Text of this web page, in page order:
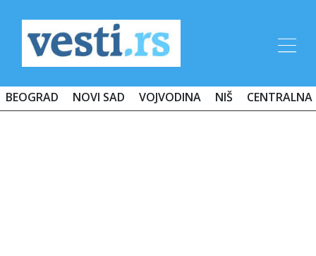
BEOGRAD NOVI SAD VOJVODINA NIŠ CENTRALNA